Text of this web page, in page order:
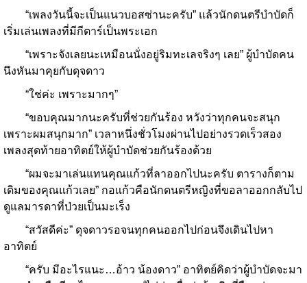
“เพลงวันนี้จะเป็นแนวบอสซ่านะครับ” แล้วนักดนตรีบำบัดก็
เริ่มเล่นเพลงที่มีกีตาร์เป็นพระเอก
“เพราะจังเลยนะเหมือนนั่งอยู่ริมทะเลจริงๆ เลย” ผู้บำบัดคน
นึงหันมาคุยกับดุจดาว
“ใช่ค่ะ เพราะมากๆ”
“ขอบคุณมากนะครับที่ช่วยกันร้อง หวังว่าทุกคนจะสนุก
เพราะผมสนุกมาก” เวลาหนึ่งชั่วโมงผ่านไปอย่างรวดเร็วสอง
เพลงสุดท้ายอาทิตย์ให้ผู้บำบัดช่วยกันร้องด้วย
“ผมจะมาเล่นแทนคุณแก้วที่ลาออกไปนะครับ ตารางก็ตาม
เดิมของคุณแก้วเลย” กอแก้วคือนักดนตรีหญิงที่ขอลาออกกลับไป
ดูแลมารดาที่ป่วยเป็นมะเร็ง
“สวัสดีค่ะ” ดุจดาวรอจนทุกคนออกไปก่อนจึงเดินไปหา
อาทิตย์
“ครับ มีอะไรแนะ…อ้าว น้องดาว” อาทิตย์คิดว่าผู้บำบัดจะมา